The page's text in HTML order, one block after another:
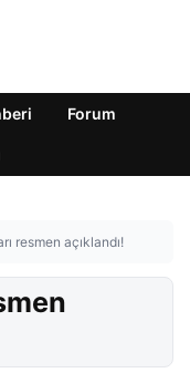
Forum
resmen açıklandı!